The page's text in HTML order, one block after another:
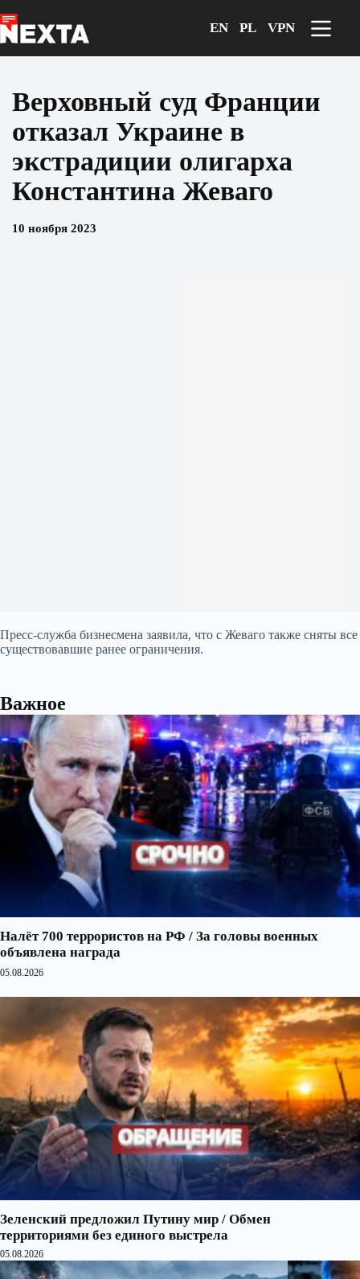
к
сути
EN PL VPN
Верховный суд Франции
отказал Украине в
экстрадиции олигарха
Константина Жеваго
10 ноября 2023
Пресс-служба бизнесмена заявила, что c Жеваго также сняты все
существовавшие ранее ограничения.
Важное
Налёт 700 террористов на РФ / За головы военных
объявлена награда
05.08.2026
Зеленский предложил Путину мир / Обмен
территориями без единого выстрела
05.08.2026